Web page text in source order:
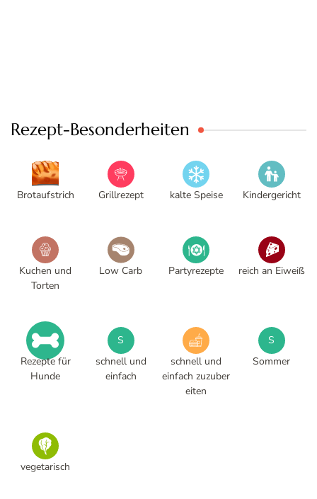
Rezept-Besonderheiten
Brotaufstrich Grillrezept kalte Speise Kindergericht
Kuchen und
Torten
Low Carb Partyrezepte reich an Eiweiß
Rezepte für
Hunde
S
schnell und
einfach
schnell und
einfach zuzuber
eiten
S
Sommer
vegetarisch